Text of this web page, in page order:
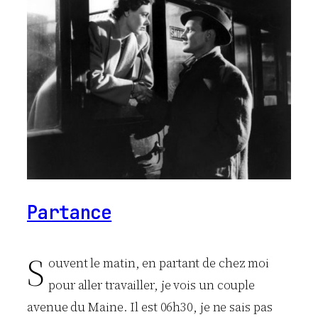
Partance
S ouvent le matin, en partant de chez moi
pour aller travailler, je vois un couple
avenue du Maine. Il est 06h30, je ne sais pas